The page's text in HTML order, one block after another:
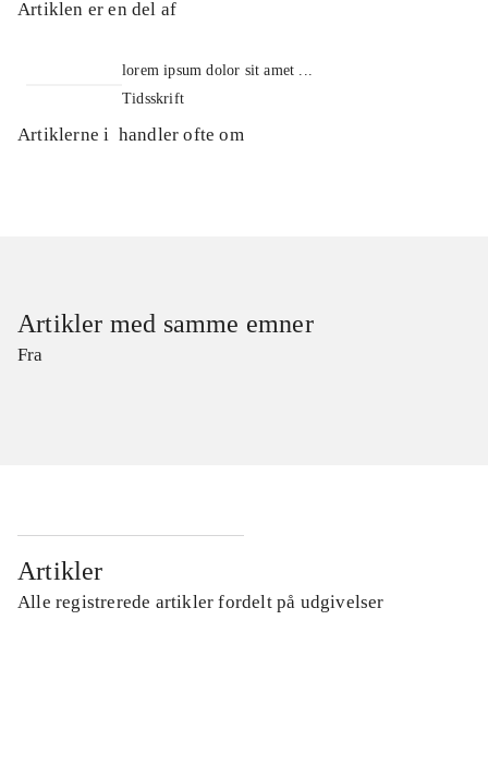
Artiklen er en del af
lorem ipsum dolor sit amet ...
Tidsskrift
Artiklerne i handler ofte om
Artikler med samme emner
Fra
Artikler
Alle registrerede artikler fordelt på udgivelser